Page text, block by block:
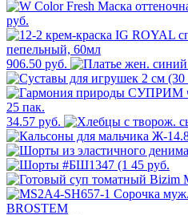
руб.
906.50 руб.
34.57 руб.
45 руб.